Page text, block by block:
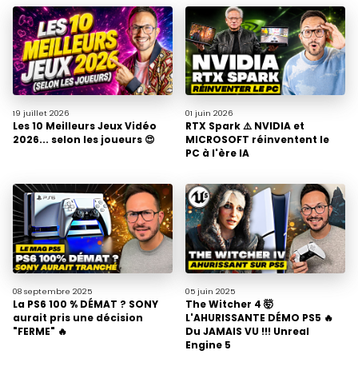
19 juillet 2026
Les 10 Meilleurs Jeux Vidéo
2026... selon les joueurs 😍
01 juin 2026
RTX Spark ⚠️ NVIDIA et
MICROSOFT réinventent le
PC à l'ère IA
08 septembre 2025
La PS6 100 % DÉMAT ? SONY
aurait pris une décision
"FERME" 🔥
05 juin 2025
The Witcher 4 🤯
L'AHURISSANTE DÉMO PS5 🔥
Du JAMAIS VU !!! Unreal
Engine 5